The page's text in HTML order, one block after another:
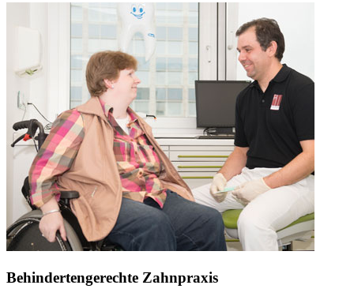
Behindertengerechte Zahnpraxis